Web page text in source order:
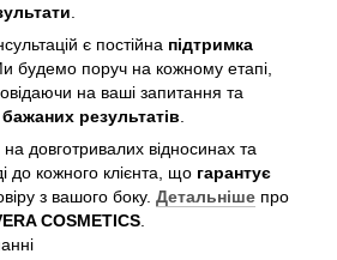
є постійна підтримка
будемо поруч на кожному етапі,
на ваші запитання та
результатів
довготривалих відносинах та
до кожного клієнта, що гарантує
з вашого боку. Детальніше про
COSMETICS